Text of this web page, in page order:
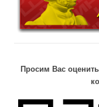
Просим Вас